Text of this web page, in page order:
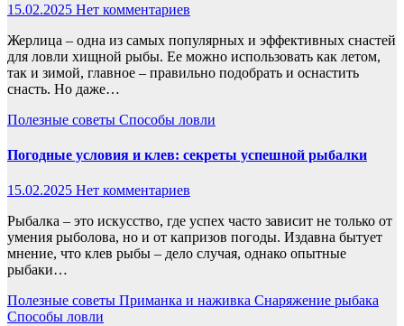
15.02.2025 Нет комментариев
Жерлица – одна из самых популярных и эффективных снастей
для ловли хищной рыбы. Ее можно использовать как летом,
так и зимой, главное – правильно подобрать и оснастить
снасть. Но даже…
Полезные советы Способы ловли
Погодные условия и клев: секреты успешной рыбалки
15.02.2025 Нет комментариев
Рыбалка – это искусство, где успех часто зависит не только от
умения рыболова, но и от капризов погоды. Издавна бытует
мнение, что клев рыбы – дело случая, однако опытные
рыбаки…
Полезные советы Приманка и наживка Снаряжение рыбака
Способы ловли